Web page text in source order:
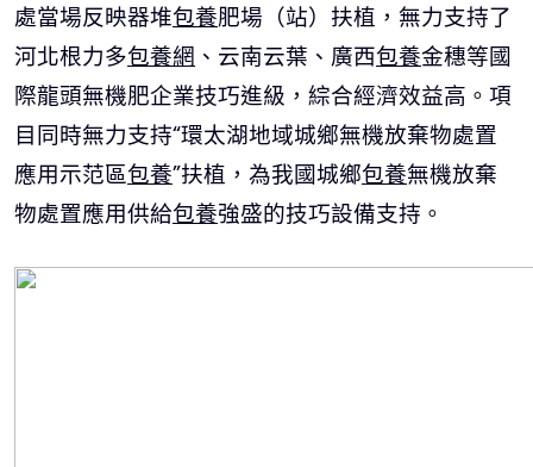
處當場反映器堆包養肥場（站）扶植，無力支持了
河北根力多包養網 、云南云葉、廣西包養金穗等國
際龍頭無機肥企業技巧進級，綜合經濟效益高。項
目同時無力支持“環太湖地域城鄉無機放棄物處置
應用示范區包養”扶植，為我國城鄉包養無機放棄
物處置應用供給包養強盛的技巧設備支持。